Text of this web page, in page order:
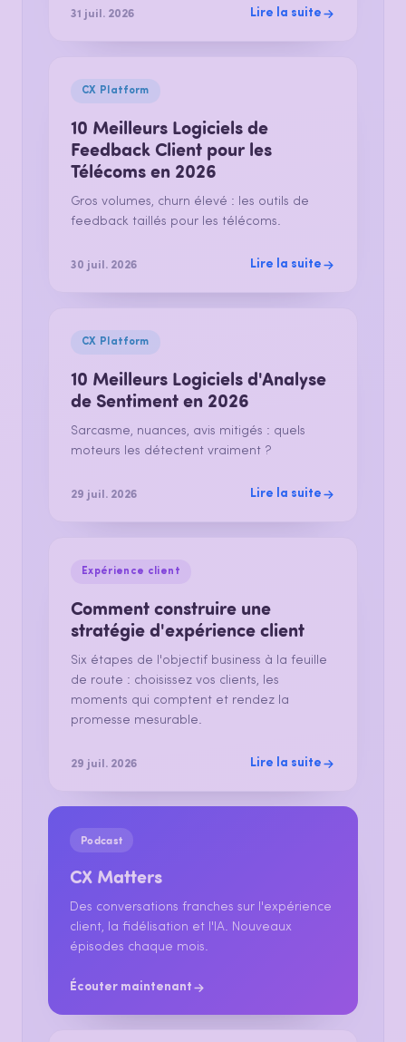
31 juil. 2026 Lire la suite
CX Platform
10 Meilleurs Logiciels de
Feedback Client pour les
Télécoms en 2026
Gros volumes, churn élevé : les outils de
feedback taillés pour les télécoms.
30 juil. 2026 Lire la suite
CX Platform
10 Meilleurs Logiciels d'Analyse
de Sentiment en 2026
Sarcasme, nuances, avis mitigés : quels
moteurs les détectent vraiment ?
29 juil. 2026 Lire la suite
Expérience client
Comment construire une
stratégie d'expérience client
Six étapes de l'objectif business à la feuille
de route : choisissez vos clients, les
moments qui comptent et rendez la
promesse mesurable.
29 juil. 2026 Lire la suite
Podcast
CX Matters
Des conversations franches sur l'expérience
client, la fidélisation et l'IA. Nouveaux
épisodes chaque mois.
Écouter maintenant